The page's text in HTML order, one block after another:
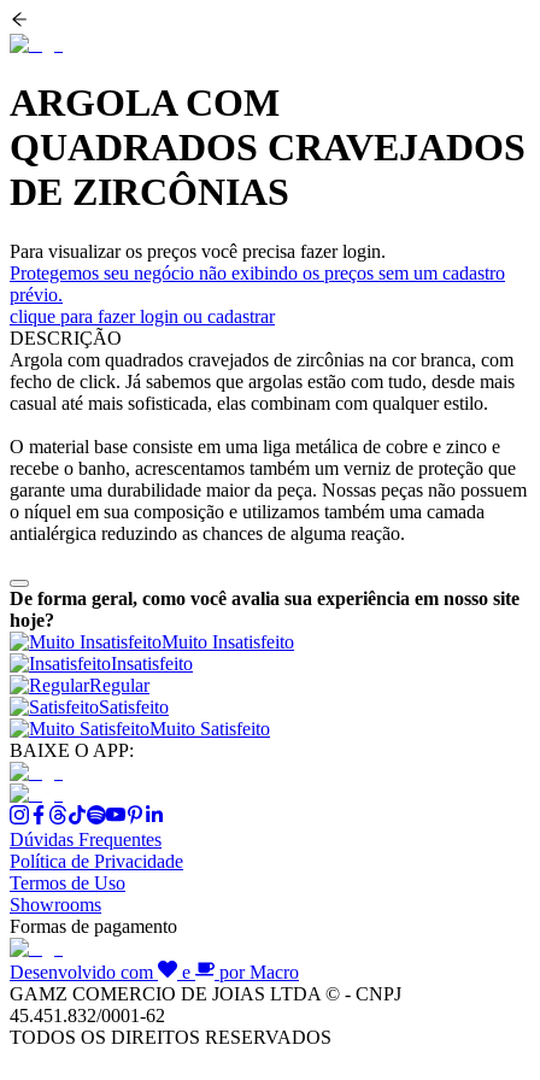
ARGOLA COM
QUADRADOS CRAVEJADOS
DE ZIRCÔNIAS
Para visualizar os preços você precisa fazer login.
Protegemos seu negócio não exibindo os preços sem um cadastro
prévio.
clique para fazer login ou cadastrar
DESCRIÇÃO
Argola com quadrados cravejados de zircônias na cor branca, com
fecho de click. Já sabemos que argolas estão com tudo, desde mais
casual até mais sofisticada, elas combinam com qualquer estilo.
O material base consiste em uma liga metálica de cobre e zinco e
recebe o banho, acrescentamos também um verniz de proteção que
garante uma durabilidade maior da peça. Nossas peças não possuem
o níquel em sua composição e utilizamos também uma camada
antialérgica reduzindo as chances de alguma reação.
De forma geral, como você avalia sua experiência em nosso site
hoje?
Muito Insatisfeito
Insatisfeito
Regular
Satisfeito
Muito Satisfeito
BAIXE O APP:
Dúvidas Frequentes
Política de Privacidade
Termos de Uso
Showrooms
Formas de pagamento
Desenvolvido com e
por Macro
GAMZ COMERCIO DE JOIAS LTDA © - CNPJ
45.451.832/0001-62
TODOS OS DIREITOS RESERVADOS